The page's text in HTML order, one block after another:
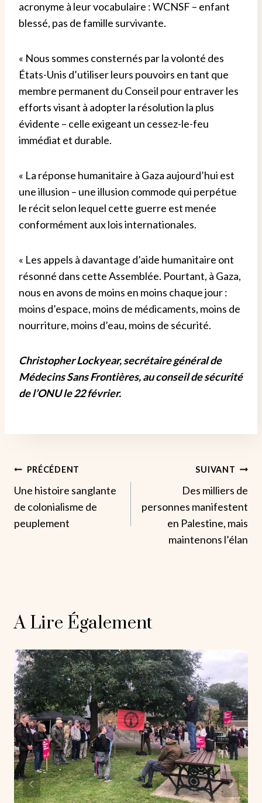
acronyme à leur vocabulaire : WCNSF – enfant
blessé, pas de famille survivante.
« Nous sommes consternés par la volonté des
États-Unis d’utiliser leurs pouvoirs en tant que
membre permanent du Conseil pour entraver les
efforts visant à adopter la résolution la plus
évidente – celle exigeant un cessez-le-feu
immédiat et durable.
« La réponse humanitaire à Gaza aujourd’hui est
une illusion – une illusion commode qui perpétue
le récit selon lequel cette guerre est menée
conformément aux lois internationales.
« Les appels à davantage d’aide humanitaire ont
résonné dans cette Assemblée. Pourtant, à Gaza,
nous en avons de moins en moins chaque jour :
moins d’espace, moins de médicaments, moins de
nourriture, moins d’eau, moins de sécurité.
Christopher Lockyear, secrétaire général de
Médecins Sans Frontières, au conseil de sécurité
de l’ONU le 22 février.
Navigation
De
L’article
PRÉCÉDENT
Une histoire sanglante
de colonialisme de
peuplement
SUIVANT
Des milliers de
personnes manifestent
en Palestine, mais
maintenons l’élan
A Lire Également